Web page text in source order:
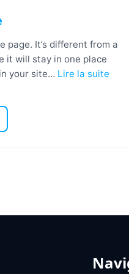
page. It’s different from a
it will stay in one place
your site… Lire la suite